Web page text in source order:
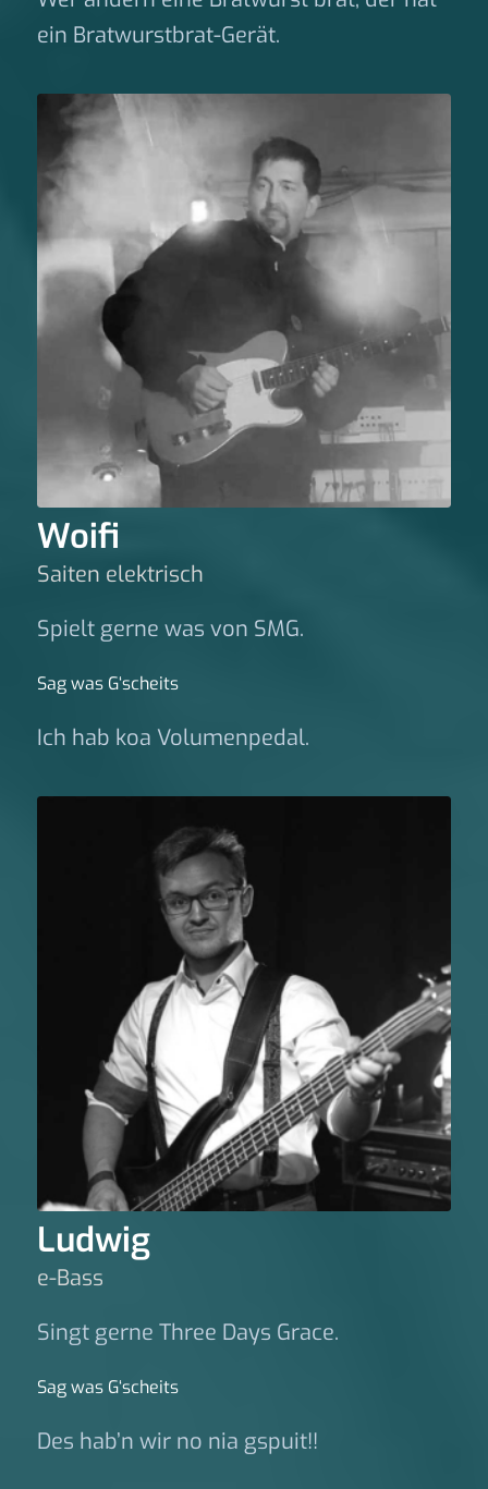
ein Bratwurstbrat-Gerät.
Woifi
Saiten elektrisch
Spielt gerne was von SMG.
Sag was G‘scheits
Ich hab koa Volumenpedal.
Ludwig
e-Bass
Singt gerne Three Days Grace.
Sag was G‘scheits
Des hab’n wir no nia gspuit!!